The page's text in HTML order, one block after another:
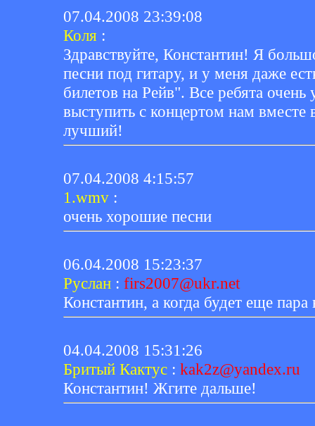
07.04.2008 23:39:08
Коля :
Здравствуйте, Константин! Я
песни под гитару, и у меня даже
билетов на Рейв". Все ребята
выступить с концертом нам вместе
лучший!
07.04.2008 4:15:57
1.wmv :
очень хорошие песни
06.04.2008 15:23:37
Руслан : firs2007@ukr.net
Константин, а когда будет еще
04.04.2008 15:31:26
Бритый Кактус : kak2z@yandex.ru
Константин! Жгите дальше!